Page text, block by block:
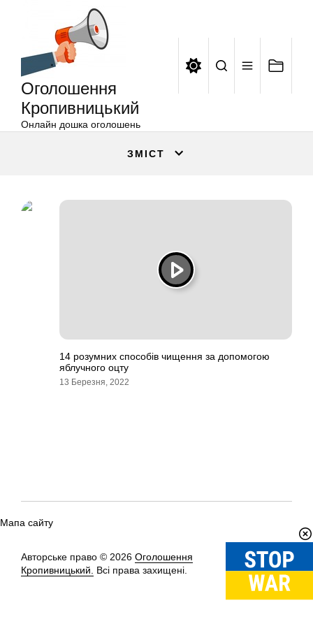
Оголошення
Кропивницький
Онлайн дошка оголошень
ЗМІСТ
14 розумних способів чищення за допомогою
яблучного оцту
13 Березня, 2022
Мапа сайту
Авторське право © 2026 Оголошення
Кропивницький.
Всі права захищені.
Вгору↑